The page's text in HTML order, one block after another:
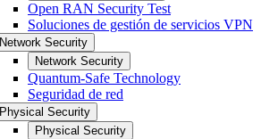
Open RAN Security Test
Soluciones de gestión de servicios VPN
Network Security
Network Security
Quantum-Safe Technology
Seguridad de red
Physical Security
Physical Security